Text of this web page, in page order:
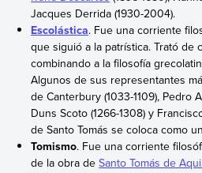
Jacques Derrida (1930-2004).
Escolástica. Fue una corriente
que siguió a la patrística. Trató de
combinando a la filosofía
Algunos de sus representantes
de Canterbury (1033-1109), Pedro
Duns Scoto (1266-1308) y
de Santo Tomás se coloca como
Tomismo. Fue una corriente
de la obra deSanto Tomás de